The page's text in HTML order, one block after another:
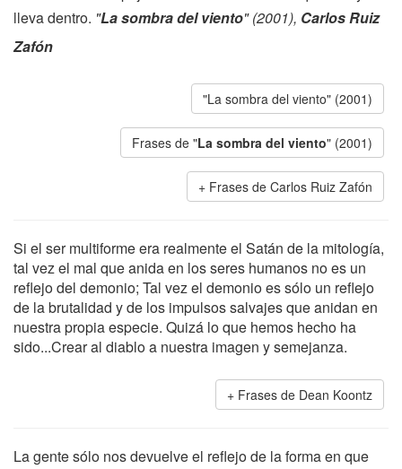
lleva dentro. "La sombra del viento" (2001), Carlos Ruiz
Zafón
"La sombra del viento" (2001)
Frases de "La sombra del viento" (2001)
Frases de Carlos Ruiz Zafón
Si el ser multiforme era realmente el Satán de la mitología,
tal vez el mal que anida en los seres humanos no es un
reflejo del demonio; Tal vez el demonio es sólo un reflejo
de la brutalidad y de los impulsos salvajes que anidan en
nuestra propia especie. Quizá lo que hemos hecho ha
sido...Crear al diablo a nuestra imagen y semejanza.
Frases de Dean Koontz
La gente sólo nos devuelve el reflejo de la forma en que